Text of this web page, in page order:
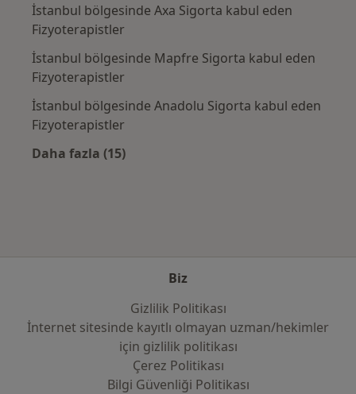
İstanbul bölgesinde Axa Sigorta kabul eden
Fizyoterapistler
İstanbul bölgesinde Mapfre Sigorta kabul eden
Fizyoterapistler
İstanbul bölgesinde Anadolu Sigorta kabul eden
Fizyoterapistler
Daha fazla (15)
Biz
Gizlilik Politikası
İnternet sitesinde kayıtlı olmayan uzman/hekimler
i̇çin gizlilik politikası
Çerez Politikası
Bilgi Güvenliği Politikası